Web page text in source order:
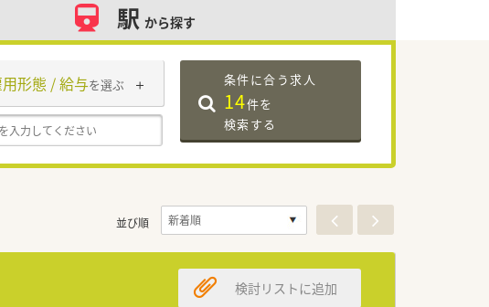
駅 から探す
形態 / 給与を選ぶ 条件に合う求人
14件を
検索する
並び順
検討リストに追加